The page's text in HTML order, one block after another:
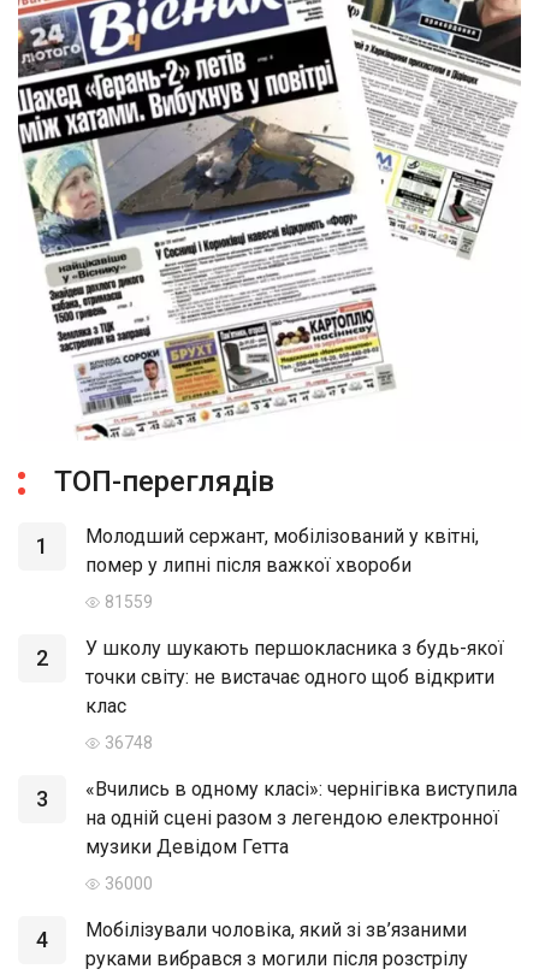
ТОП-переглядів
1
Молодший сержант, мобілізований у квітні,
помер у липні після важкої хвороби
81559
2
У школу шукають першокласника з будь-якої
точки світу: не вистачає одного щоб відкрити
клас
36748
3
«Вчились в одному класі»: чернігівка виступила
на одній сцені разом з легендою електронної
музики Девідом Гетта
36000
4
Мобілізували чоловіка, який зі зв’язаними
руками вибрався з могили після розстрілу